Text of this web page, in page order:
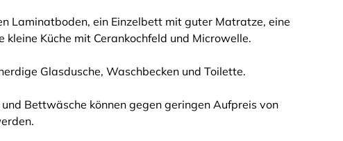
Laminatboden, ein Einzelbett mit guter Matratze, eine
kleine Küche mit Cerankochfeld und Microwelle.
Glasdusche, Waschbecken und Toilette.
Bettwäsche können gegen geringen Aufpreis von